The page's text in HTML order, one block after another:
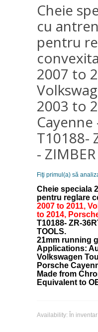
Cheie
cu
pentru
2007 to
2003 to
Cayenne
T10188-
-
Fiţi primul(a) să
Cheie speciala
pentru reglare
2007 to 2011,
to 2014,
T10188- ZR-
TOOLS.
21mm running
Applications:
Volkswagen
Porsche
Made from
Equivalent to
Availability: În inventar